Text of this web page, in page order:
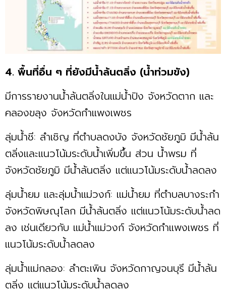
4. พื้นที่อื่น ๆ ที่ยังมีน้ำล้นตลิ่ง (น้ำท่วมขัง)
มีการรายงานน้ำล้นตลิ่งในแม่น้ำปิง จังหวัดตาก และ
คลองขลุง จังหวัดกำแพงเพชร
ลุ่มน้ำชี: ลำเชิญ ที่ตำบลดงบัง จังหวัดชัยภูมิ มีน้ำล้น
ตลิ่งและแนวโน้มระดับน้ำเพิ่มขึ้น ส่วน น้ำพรม ที่
จังหวัดชัยภูมิ มีน้ำล้นตลิ่ง แต่แนวโน้มระดับน้ำลดลง
ลุ่มน้ำยม และลุ่มน้ำแม่วงก์: แม่น้ำยม ที่ตำบลบางระกำ
จังหวัดพิษณุโลก มีน้ำล้นตลิ่ง แต่แนวโน้มระดับน้ำลด
ลง เช่นเดียวกับ แม่น้ำแม่วงก์ จังหวัดกำแพงเพชร ที่
แนวโน้มระดับน้ำลดลง
ลุ่มน้ำแม่กลอง: ลำตะเพิน จังหวัดกาญจนบุรี มีน้ำล้น
ตลิ่ง แต่แนวโน้มระดับน้ำลดลง